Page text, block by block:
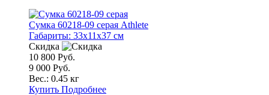
Сумка 60218-09 серая Athlete
Габариты: 33x11x37 см
Скидка
10 800 Руб.
9 000 Руб.
Вес.: 0.45 кг
Купить Подробнее